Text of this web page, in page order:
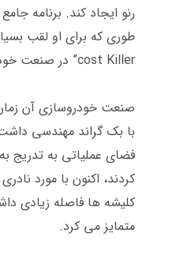
رنو ایجاد کند. برنامه
طوری که برای او لقب
cost Killer” در صنعت
صنعت خودروسازی آن
با بک گراند مهندسی
فضای عملیاتی به تدریج
کردند، اکنون با مورد
کلیشه ها فاصله زیادی
متمایز می کرد.